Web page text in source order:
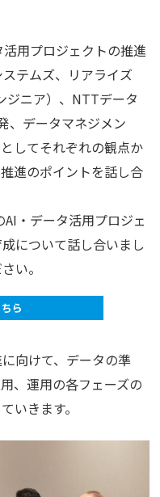
用プロジェクトの推進
テムズ、リアライズ
ジニア）、NTTデータ
、データマネジメン
してそれぞれの観点か
進のポイントを話し合
・データ活用プロジェ
について話し合いまし
い。
ら
向けて、データの準
、運用の各フェーズの
いきます。